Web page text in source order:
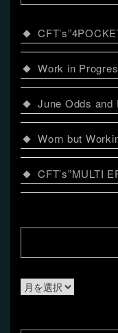
Work in
June Odds and
Worn but
CFT’s”MULTI
Archive